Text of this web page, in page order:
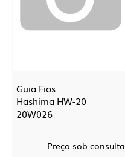
Guia Fios
Hashima HW-20
20W026
Preço sob consulta